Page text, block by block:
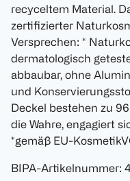
recyceltem Material.
zertifizierter
Versprechen: *
dermatologisch
abbaubar, ohne
und
Deckel bestehen zu
die Wahre, engagiert
*gemäß EU-
BIPA-Artikelnummer: